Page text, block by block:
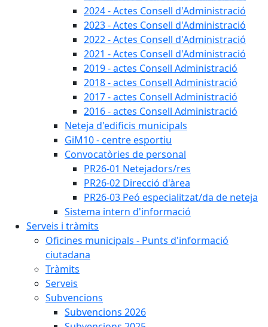
2024 - Actes Consell d'Administració
2023 - Actes Consell d'Administració
2022 - Actes Consell d'Administració
2021 - Actes Consell d'Administració
2019 - actes Consell Administració
2018 - actes Consell Administració
2017 - actes Consell Administració
2016 - actes Consell Administració
Neteja d'edificis municipals
GiM10 - centre esportiu
Convocatòries de personal
PR26-01 Netejadors/res
PR26-02 Direcció d'àrea
PR26-03 Peó especialitzat/da de neteja
Sistema intern d'informació
Serveis i tràmits
Oficines municipals - Punts d'informació
ciutadana
Tràmits
Serveis
Subvencions
Subvencions 2026